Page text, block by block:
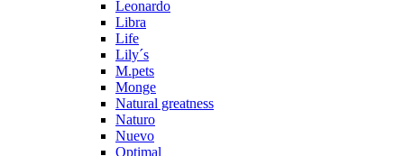
Leonardo
Libra
Life
Lily´s
M.pets
Monge
Natural greatness
Naturo
Nuevo
Optimal